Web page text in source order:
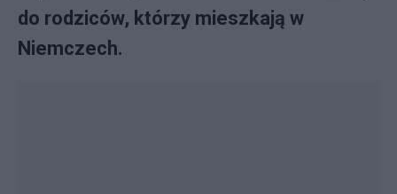
do rodziców, którzy mieszkają w
Niemczech.